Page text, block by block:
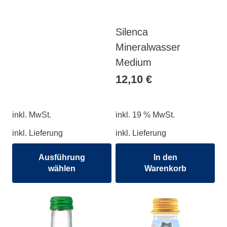
inkl. MwSt.
inkl. Lieferung
Ausführung
wählen
Silenca
Mineralwasser
Medium
12,10 €
inkl. 19 % MwSt.
inkl. Lieferung
In den
Warenkorb